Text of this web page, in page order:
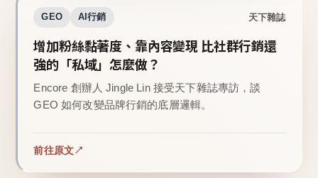
GEO AI行銷 天下雜誌
增加粉絲黏著度、靠內容變現 比社群行銷還
強的「私域」怎麼做？
Encore 創辦人 Jingle Lin 接受天下雜誌專訪，談
GEO 如何改變品牌行銷的底層邏輯。
前往原文